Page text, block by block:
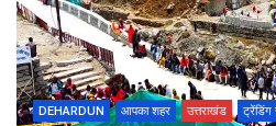
DEHARDUN आपका शहर उत्तराखंड